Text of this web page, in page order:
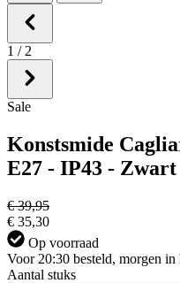
1 / 2
Sale
Konstsmide
E27 - IP43 - Zwart
€ 39,95
€ 35,30
Op voorraad
Voor 20:30 besteld, morgen in
Aantal stuks